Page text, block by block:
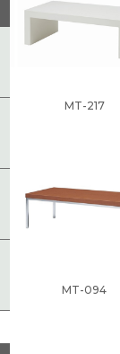
MT-217
MT-094